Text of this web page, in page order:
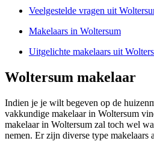
Veelgestelde vragen uit
Makelaars in Woltersum
Uitgelichte makelaars uit
Woltersum makelaar
Indien je je wilt begeven op de
vakkundige makelaar in Woltersum
makelaar in Woltersum zal toch wel
nemen. Er zijn diverse type makelaars